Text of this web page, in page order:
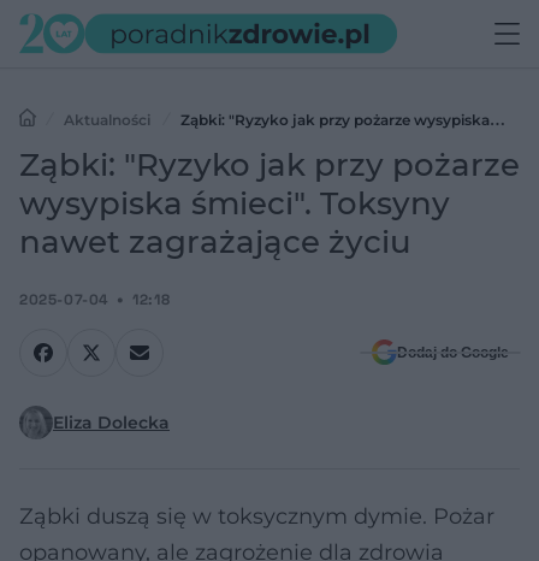
Aktualności
Ząbki: "Ryzyko jak przy pożarze wysypiska
śmieci". Toksyny nawet zagrażające życiu
Ząbki: "Ryzyko jak przy pożarze
wysypiska śmieci". Toksyny
nawet zagrażające życiu
2025-07-04 12:18
Dodaj do Google
Eliza Dolecka
Ząbki duszą się w toksycznym dymie. Pożar
opanowany, ale zagrożenie dla zdrowia